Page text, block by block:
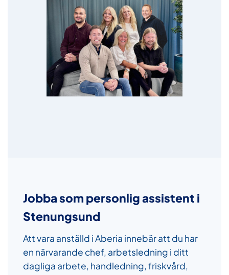
Jobba som personlig assistent i
Stenungsund
Att vara anställd i Aberia innebär att du har
en närvarande chef, arbetsledning i ditt
dagliga arbete, handledning, friskvård,